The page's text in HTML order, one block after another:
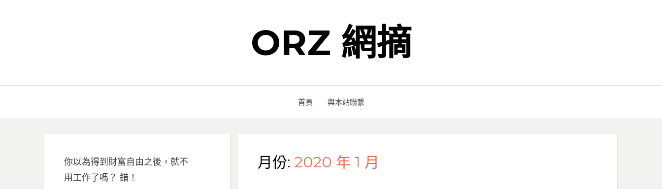
ORZ 網摘
首頁 與本站聯繫
月份: 2020 年 1 月
你以為得到財富自由之後，就不
用工作了嗎？ 錯！